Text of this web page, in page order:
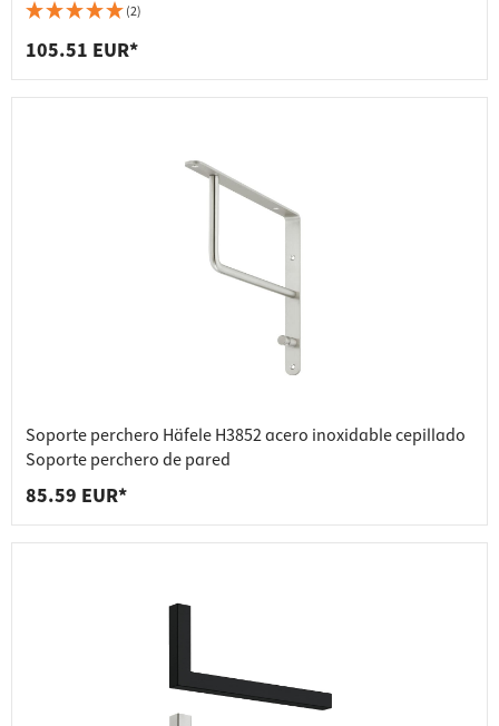
(2)
105.51 EUR*
Soporte perchero Häfele H3852 acero inoxidable cepillado
Soporte perchero de pared
85.59 EUR*